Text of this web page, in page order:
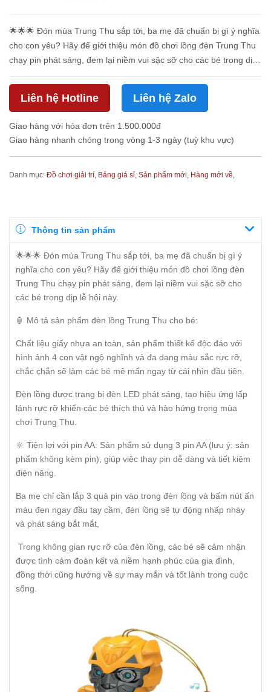
🌟🌟🌟 Đón mùa Trung Thu sắp tới, ba mẹ đã chuẩn bị gì ý nghĩa
cho con yêu? Hãy để giới thiệu món đồ chơi lồng đèn Trung Thu
chạy pin phát sáng, đem lại niềm vui sặc sỡ cho các bé trong dịp
Liên hệ Hotline Liên hệ Zalo
Giao hàng với hóa đơn trên 1.500.000đ
Giao hàng nhanh chóng trong vòng 1-3 ngày (tuỳ khu vực)
Danh mục: Đồ chơi giải trí, Bảng giá sỉ, Sản phẩm mới, Hàng mới về,
Thông tin sản phẩm
🌟🌟🌟 Đón mùa Trung Thu sắp tới, ba mẹ đã chuẩn bị gì ý
nghĩa cho con yêu? Hãy để giới thiệu món đồ chơi lồng đèn
Trung Thu chạy pin phát sáng, đem lại niềm vui sặc sỡ cho
các bé trong dịp lễ hội này.
🏮 Mô tả sản phẩm đèn lồng Trung Thu cho bé:
Chất liệu giấy nhựa an toàn, sản phẩm thiết kế độc đáo với
hình ảnh 4 con vật ngộ nghĩnh và đa dạng màu sắc rực rỡ,
chắc chắn sẽ làm các bé mê mẩn ngay từ cái nhìn đầu tiên.
Đèn lồng được trang bị đèn LED phát sáng, tạo hiệu ứng lấp
lánh rực rỡ khiến các bé thích thú và hào hứng trong mùa
chơi Trung Thu.
🔆 Tiện lợi với pin AA: Sản phẩm sử dụng 3 pin AA (lưu ý: sản
phẩm không kèm pin), giúp việc thay pin dễ dàng và tiết kiệm
điện năng.
Ba mẹ chỉ cần lắp 3 quả pin vào trong đèn lồng và bấm nút ấn
màu đen ngay đầu tay cầm, đèn lồng sẽ tự động nhấp nháy
và phát sáng bắt mắt,
Trong không gian rực rỡ của đèn lồng, các bé sẽ cảm nhận
được tình cảm đoàn kết và niềm hạnh phúc của gia đình,
đồng thời cũng hướng về sự may mắn và tốt lành trong cuộc
sống.